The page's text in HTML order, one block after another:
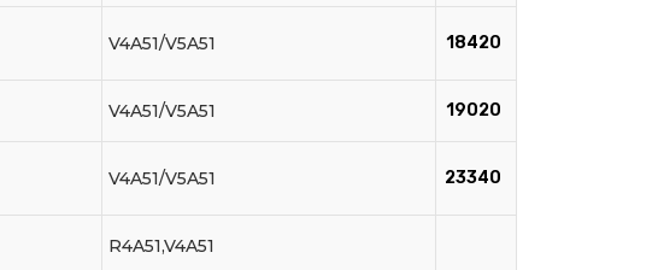
V4A51/V5A51 18420
V4A51/V5A51 19020
V4A51/V5A51 23340
R4A51,V4A51